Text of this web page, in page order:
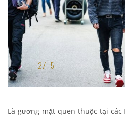
Là gương mặt quen thuộc tại